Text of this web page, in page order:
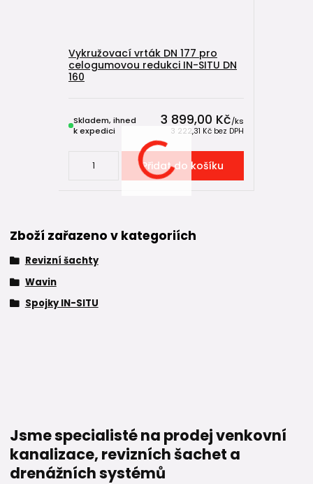
Vykružovací vrták DN 177 pro
celogumovou redukci IN-SITU DN
160
3 899,00 Kč/ks
3 222,31 Kč bez DPH
Skladem, ihned
k expedici
Přidat do košíku
Zboží zařazeno v kategoriích
Revizní šachty
Wavin
Spojky IN-SITU
Jsme specialisté na prodej venkovní
kanalizace, revizních šachet a
drenážních systémů